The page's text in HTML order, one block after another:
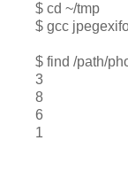
$ cd ~/tmp
$ gcc
$ find /path/
3
8
6
1